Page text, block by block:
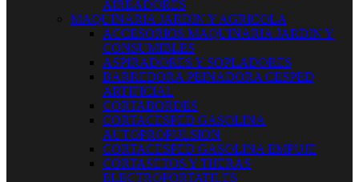
AIREADORES
MAQUINARIA JARDIN Y AGRICOLA
ACCESORIOS MAQUINARIA JARDIN Y
CONSUMIBLES
ASPIRADORES Y SOPLADORES
BARREDORA PEINADORA CESPED
ARTIFICIAL
CORTABORDES
CORTACESPED GASOLINA
AUTOPROPULSION
CORTACESPED GASOLINA EMPUJE
CORTASETOS Y TIJERAS
ELECTROPORTATILES